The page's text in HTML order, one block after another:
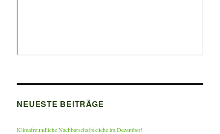
NEUESTE BEITRÄGE
Klimafreundliche Nachbarschaftsküche im Dezember!